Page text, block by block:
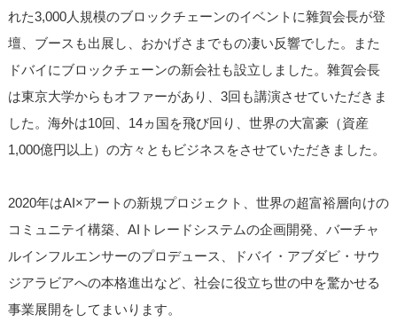
れた3,000人規模のブロックチェーンのイベントに雜賀会長が登
壇、ブースも出展し、おかげさまでもの凄い反響でした。また
ドバイにブロックチェーンの新会社も設立しました。雜賀会長
は東京大学からもオファーがあり、3回も講演させていただきま
した。海外は10回、14ヵ国を飛び回り、世界の大富豪（資産
1,000億円以上）の方々ともビジネスをさせていただきました。
2020年はAI×アートの新規プロジェクト、世界の超富裕層向けの
コミュニテイ構築、AIトレードシステムの企画開発、バーチャ
ルインフルエンサーのプロデュース、ドバイ・アブダビ・サウ
ジアラビアへの本格進出など、社会に役立ち世の中を驚かせる
事業展開をしてまいります。